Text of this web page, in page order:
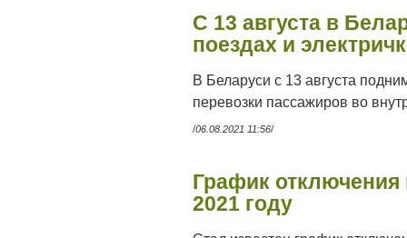
С 13 августа в
поездах и
В Беларуси с 13 августа
перевозки пассажиров во
/06.08.2021 11:56/
График
2021 году